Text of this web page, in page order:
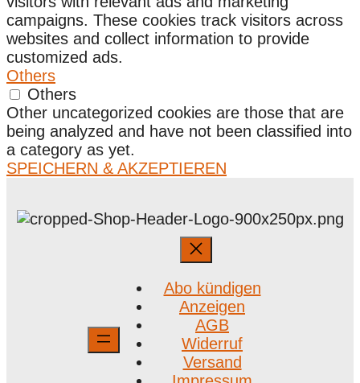
campaigns. These cookies track visitors across
websites and collect information to provide
customized ads.
Others
Others
Other uncategorized cookies are those that are
being analyzed and have not been classified into
a category as yet.
SPEICHERN & AKZEPTIEREN
Abo kündigen
Anzeigen
AGB
Widerruf
Versand